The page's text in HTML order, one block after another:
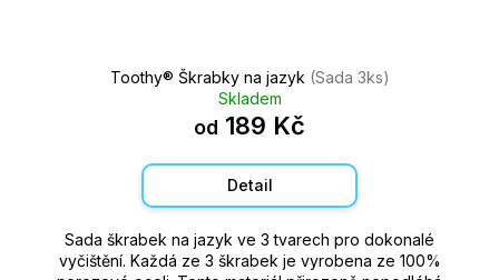
Toothy®️ Škrabky na jazyk (Sada 3ks)
Skladem
od 189 Kč
Detail
Sada škrabek na jazyk ve 3 tvarech pro dokonalé
vyčištění. Každá ze 3 škrabek je vyrobena ze 100%